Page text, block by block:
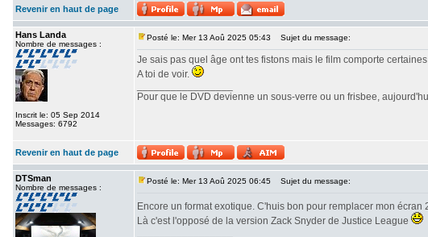
Revenir en haut de page
Hans Landa
Nombre de messages :
Inscrit le: 05 Sep 2014
Messages: 6792
Posté le: Mer 13 Aoû 2025 05:43 Sujet du message:
Je sais pas quel âge ont tes fistons mais le film comporte
A toi de voir.
Pour que le DVD devienne un sous-verre ou un frisbee,
Revenir en haut de page
DTSman
Nombre de messages :
Posté le: Mer 13 Aoû 2025 06:45 Sujet du message:
Encore un format exotique. C'huis bon pour remplacer mon écran
Là c'est l'opposé de la version Zack Snyder de Justice League